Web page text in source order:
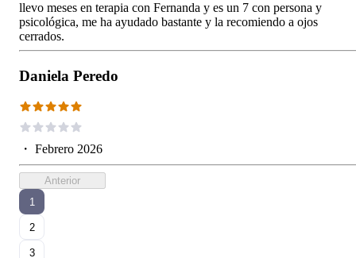
llevo meses en terapia con Fernanda y es un 7 con persona y
psicológica, me ha ayudado bastante y la recomiendo a ojos
cerrados.
Daniela Peredo
・ Febrero 2026
Anterior
1
2
3